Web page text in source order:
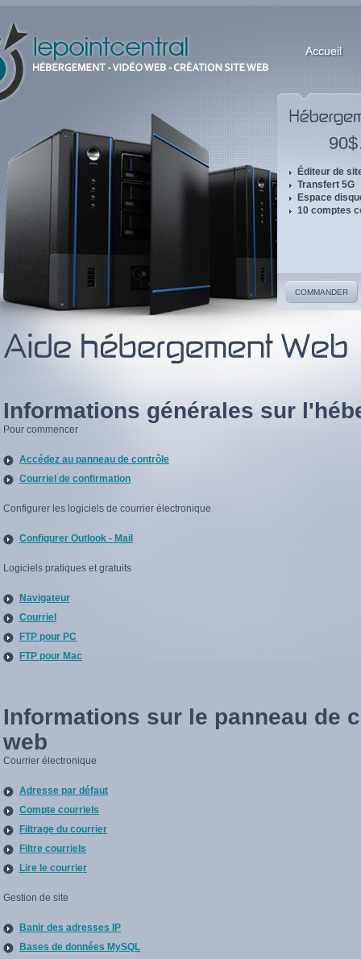
Accueil
COMMANDER
90$
Éditeur de
Transfert 5G
Espace
10 comptes
Informations générales sur
Pour commencer
Accédez au panneau de contrôle
Courriel de confirmation
Configurer les logiciels de courrier électronique
Configurer Outlook - Mail
Logiciels pratiques et gratuits
Navigateur
Courriel
FTP pour PC
FTP pour Mac
Informations sur le panneau de
web
Courrier électronique
Adresse par défaut
Compte courriels
Filtrage du courrier
Filtre courriels
Lire le courrier
Gestion de site
Banir des adresses IP
Bases de données MySQL